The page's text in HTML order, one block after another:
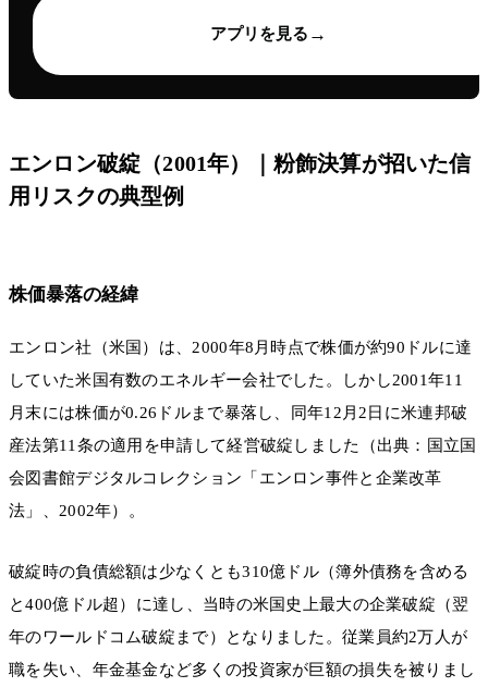
アプリを見る →
エンロン破綻（2001年）｜粉飾決算が招いた信
用リスクの典型例
株価暴落の経緯
エンロン社（米国）は、2000年8月時点で株価が約90ドルに達
していた米国有数のエネルギー会社でした。しかし2001年11
月末には株価が0.26ドルまで暴落し、同年12月2日に米連邦破
産法第11条の適用を申請して経営破綻しました（出典：国立国
会図書館デジタルコレクション「エンロン事件と企業改革
法」、2002年）。
破綻時の負債総額は少なくとも310億ドル（簿外債務を含める
と400億ドル超）に達し、当時の米国史上最大の企業破綻（翌
年のワールドコム破綻まで）となりました。従業員約2万人が
職を失い、年金基金など多くの投資家が巨額の損失を被りまし